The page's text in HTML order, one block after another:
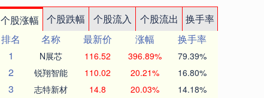
个股涨幅 个股跌幅 个股流入 个股流出
换手率
排名
名称 最新价 涨幅
换手率
1
N展芯 116.52 396.89% 79.39%
2 锐翔智能 110.02 20.21% 16.80%
3 志特新材 14.8 20.03% 14.18%